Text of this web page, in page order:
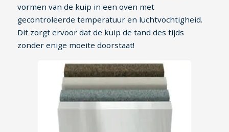
vormen van de kuip in een oven met
gecontroleerde temperatuur en luchtvochtigheid.
Dit zorgt ervoor dat de kuip de tand des tijds
zonder enige moeite doorstaat!